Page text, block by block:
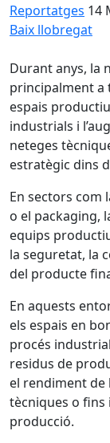
Reportatges 14
Baix llobregat
Durant anys, la
principalment a
espais
industrials i
neteges
estratègic dins
En sectors com
o el packaging,
equips
la seguretat, la
del producte
En aquests
els espais en
procés
residus de
el rendiment de
tècniques o
producció.